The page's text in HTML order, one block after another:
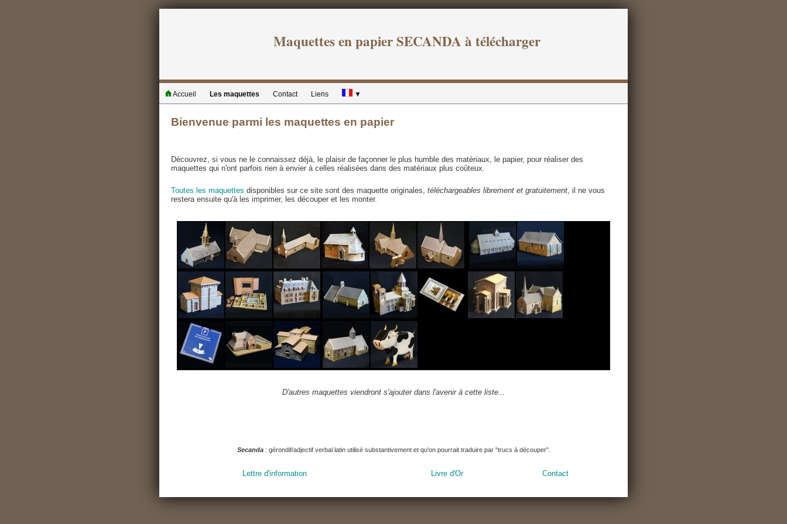
Maquettes en papier SECANDA à télécharger
Accueil Les maquettes Contact Liens ▼
Bienvenue parmi les maquettes en papier
Découvrez, si vous ne le connaissez déjà, le plaisir de façonner le plus humble des matériaux, le papier, pour réaliser des
maquettes qui n'ont parfois rien à envier à celles réalisées dans des matériaux plus coûteux.
Toutes les maquettes disponibles sur ce site sont des maquette originales, téléchargeables librement et gratuitement, il ne vous
restera ensuite qu'à les imprimer, les découper et les monter.
D'autres maquettes viendront s'ajouter dans l'avenir à cette liste...
Secanda: gérondif/adjectif verbal latin utilisé substantivement et qu'on pourrait traduire par "trucs à découper".
Lettre d'information Livre d'Or Contact